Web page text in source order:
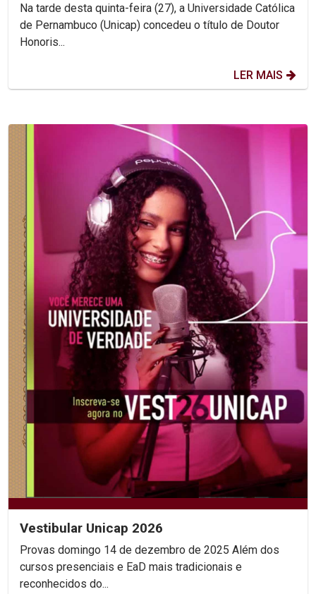
Na tarde desta quinta-feira (27), a Universidade Católica
de Pernambuco (Unicap) concedeu o título de Doutor
Honoris...
LER MAIS
Vestibular Unicap 2026
Provas domingo 14 de dezembro de 2025 Além dos
cursos presenciais e EaD mais tradicionais e
reconhecidos do...